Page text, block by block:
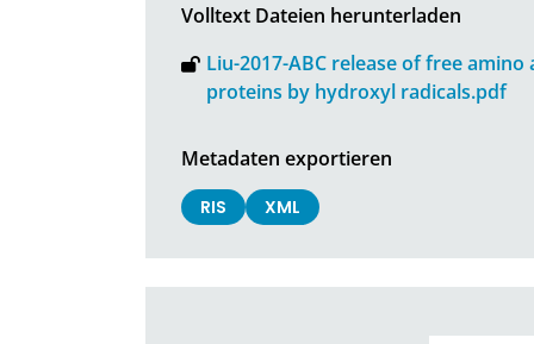
Volltext Dateien herunterladen
Liu-2017-ABC release of free
proteins by hydroxyl radicals.pdf
Metadaten exportieren
RIS XML